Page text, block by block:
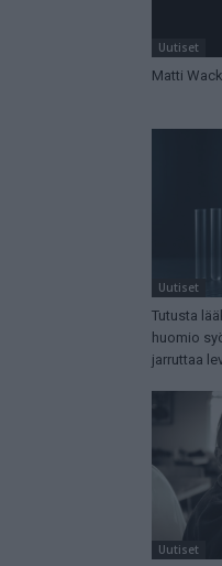
Uutiset
Matti
Uutiset
Tutusta
huomio
jarruttaa
Uutiset